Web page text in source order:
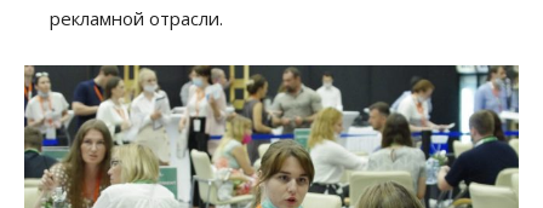
рекламной отрасли.